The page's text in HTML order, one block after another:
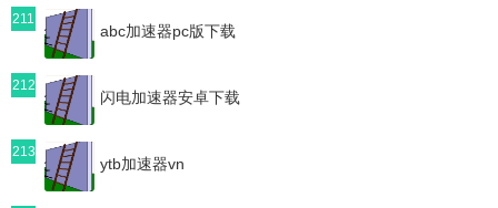
211
abc加速器pc版下载
212
闪电加速器安卓下载
213
ytb加速器vn